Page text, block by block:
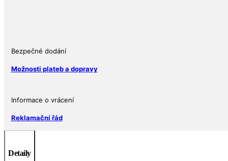
Scottsdale
množství
Bezpečné dodání
Možnosti plateb a dopravy
Informace o vrácení
Reklamační řád
Detaily